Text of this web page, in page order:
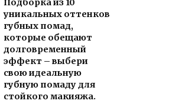
Подборка из 10
уникальных оттенков
губных помад,
которые обещают
долговременный
эффект – выбери
свою идеальную
губную помаду для
стойкого макияжа.